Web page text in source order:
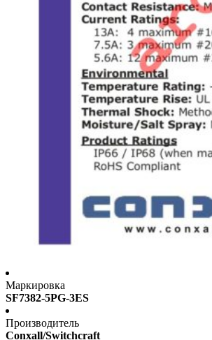
Маркировка
SF7382-5PG-3ES
Производитель
Conxall/Switchcraft